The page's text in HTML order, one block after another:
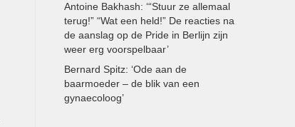
Antoine Bakhash: ‘“Stuur ze allemaal
terug!” “Wat een held!” De reacties na
de aanslag op de Pride in Berlijn zijn
weer erg voorspelbaar’
Bernard Spitz: ‘Ode aan de
baarmoeder – de blik van een
gynaecoloog’